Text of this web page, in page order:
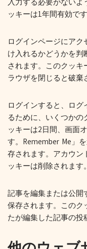
ッキーは1年間有効です
ログインページにア
け入れるかどうかを判
されます。このクッ
ラウザを閉じると破棄
ログインすると、ロ
るために、いくつか
ッキーは2日間、画面
す。Remember Me」
存されます。アカウン
ッキーは削除されます。
記事を編集または公開
保存されます。このク
たが編集した記事の投